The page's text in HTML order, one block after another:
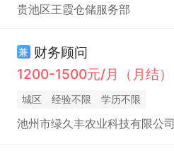
贵池区王霞仓储服务部
兼 财务顾问
1200-1500元/月（月结）
城区 经验不限 学历不限
池州市绿久丰农业科技有限公司